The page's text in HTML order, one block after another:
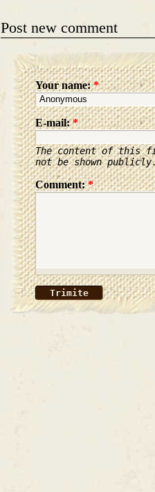
Post new comment
Your name:*
E-mail:*
The content of this
not be shown
Comment:*